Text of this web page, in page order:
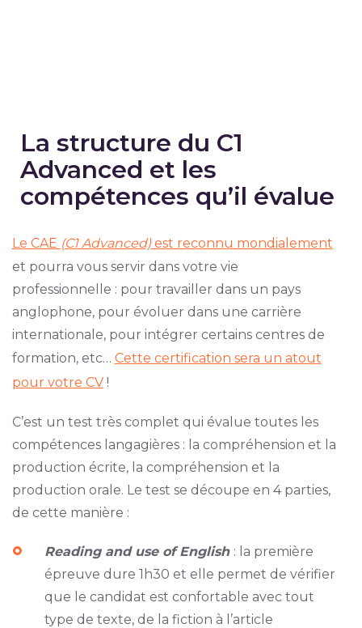
La structure du C1
Advanced et les
compétences qu’il évalue
Le CAE (C1 Advanced)est reconnu mondialement
et pourra vous servir dans votre vie
professionnelle : pour travailler dans un pays
anglophone, pour évoluer dans une carrière
internationale, pour intégrer certains centres de
formation, etc… Cette certification sera un atout
pour votre CV!
C’est un test très complet qui évalue toutes les
compétences langagières : la compréhension et la
production écrite, la compréhension et la
production orale. Le test se découpe en 4 parties,
de cette manière :
Reading and use of English : la première
épreuve dure 1h30 et elle permet de vérifier
que le candidat est confortable avec tout
type de texte, de la fiction à l’article